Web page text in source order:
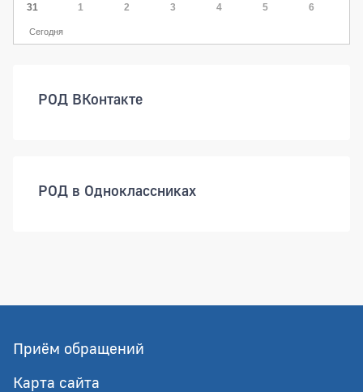
31 1 2 3 4 5 6
Сегодня
РОД ВКонтакте
РОД в Одноклассниках
Приём обращений
Карта сайта